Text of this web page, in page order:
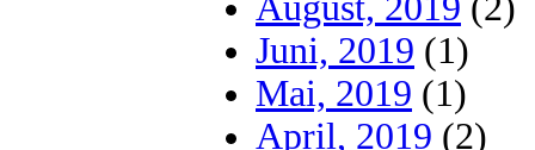
Juni, 2019 (1)
Mai, 2019 (1)
April, 2019 (2)